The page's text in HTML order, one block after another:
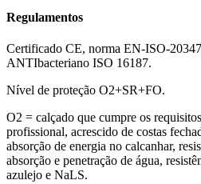
Regulamentos
Certificado CE, norma EN-ISO-
ANTIbacteriano ISO 16187.
Nível de proteção O2+SR+FO.
O2 = calçado que cumpre os
profissional, acrescido de costas
absorção de energia no calcanhar,
absorção e penetração de água,
azulejo e NaLS.